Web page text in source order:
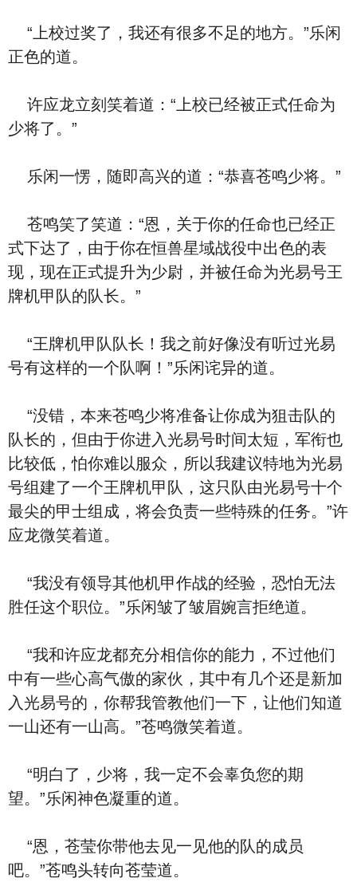
“上校过奖了，我还有很多不足的地方。”乐闲
正色的道。
许应龙立刻笑着道：“上校已经被正式任命为
少将了。”
乐闲一愣，随即高兴的道：“恭喜苍鸣少将。”
苍鸣笑了笑道：“恩，关于你的任命也已经正
式下达了，由于你在恒兽星域战役中出色的表
现，现在正式提升为少尉，并被任命为光易号王
牌机甲队的队长。”
“王牌机甲队队长！我之前好像没有听过光易
号有这样的一个队啊！”乐闲诧异的道。
“没错，本来苍鸣少将准备让你成为狙击队的
队长的，但由于你进入光易号时间太短，军衔也
比较低，怕你难以服众，所以我建议特地为光易
号组建了一个王牌机甲队，这只队由光易号十个
最尖的甲士组成，将会负责一些特殊的任务。”许
应龙微笑着道。
“我没有领导其他机甲作战的经验，恐怕无法
胜任这个职位。”乐闲皱了皱眉婉言拒绝道。
“我和许应龙都充分相信你的能力，不过他们
中有一些心高气傲的家伙，其中有几个还是新加
入光易号的，你帮我管教他们一下，让他们知道
一山还有一山高。”苍鸣微笑着道。
“明白了，少将，我一定不会辜负您的期
望。”乐闲神色凝重的道。
“恩，苍莹你带他去见一见他的队的成员
吧。”苍鸣头转向苍莹道。